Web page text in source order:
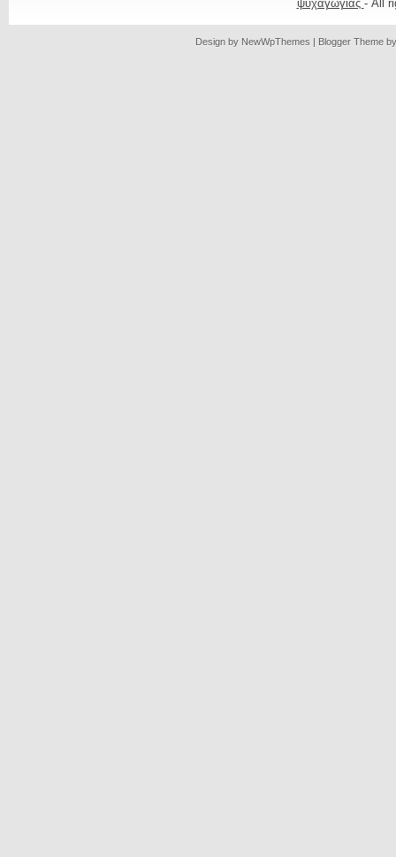
ψυχαγωγίας - All
Design by NewWpThemes | Blogger Theme